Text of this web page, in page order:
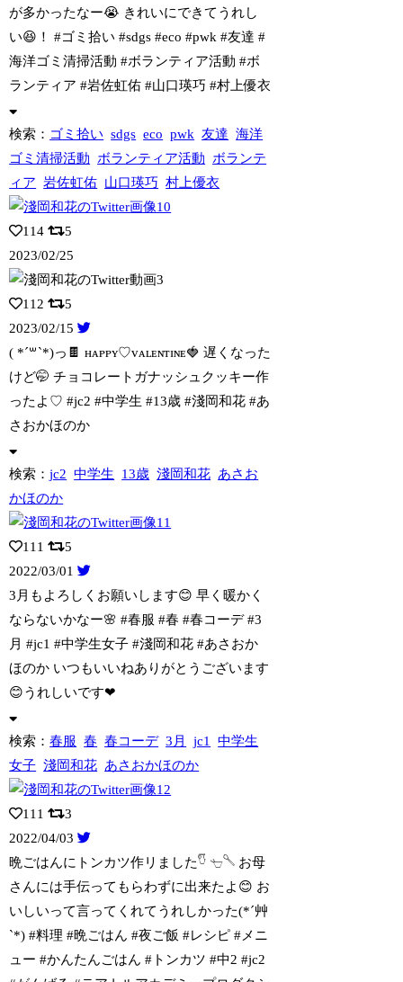
が多かったなー😭 きれいにできてうれし
い😆！ #ゴミ拾い #sdgs #eco #pwk #友達 #
海洋ゴミ清掃活動 #ボランティア活動 #ボ
ランティア #岩佐虹佑 #山口瑛巧 #村上優衣
検索： ゴミ拾い sdgs eco pwk 友達 海洋
ゴミ清掃活動
ボランティア活動
ボランテ
ィア 岩佐虹佑 山口瑛巧 村上優衣
114
5
2023/02/25
112
5
2023/02/15
( *´꒳`*)っ🍫 ʜᴀᴘᴘʏ♡ᴠᴀʟᴇɴᴛɪɴᴇ🍓 遅くなった
けど🤭 チョコ レートガナッシュクッキー作
ったよ♡ #jc2 #中学生 #13歳 #淺岡和花 #あ
さおかほのか
検索：jc2 中学生 13歳 淺岡和花 あさお
かほのか
111
5
2022/03/01
3月もよろしくお願いします😊 早く暖かく
ならないかなー🌸 #春服 #春 #春コーデ #3
月 #jc1 #中学生女子 #淺岡和花 #あさおか
ほのか いつもいいねありがとうございます
😊うれしいです❤
検索：春服 春 春コーデ 3月 jc1
中学生
女子 淺岡和花 あさおかほのか
111
3
2022/04/03
晩ごはんにトンカツ作リました𓎸 𓐐𓌈 お母
さんには手伝ってもらわずに出来たよ😊 お
いしいって言ってくれてうれしかった(*´艸
`*) #料理 #晩ごはん #夜ご飯 #レシピ #メニ
ュー #かんたんごはん #トンカツ #中2 #jc2